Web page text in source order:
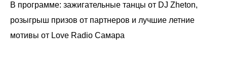
В программе: зажигательные танцы от DJ Zheton,
розыгрыш призов от партнеров и лучшие летние
мотивы от Love Radio Самара